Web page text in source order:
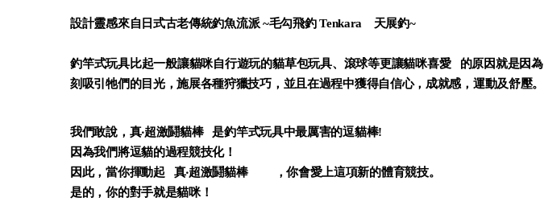
設計靈感來自 日式古老傳統釣魚流派 ~毛勾飛釣 Tenkara 天展釣~
釣竿式玩具比起一般讓貓咪自行遊玩的貓草包玩具、滾球等更讓貓咪喜愛 的原因就是因為
刻吸引牠們的目光，施展各種狩獵技巧，並且在過程中獲得自信心，成就感，運動及舒壓。
我們敢說， 真‧超激鬪貓棒
是釣竿式玩具中最厲害的逗貓棒!
因為我們將逗貓的過程競技化！
因此，當你揮動起
真‧超激鬪貓棒
，你會愛上這項新的體育競技。
是的，你的對手就是貓咪！